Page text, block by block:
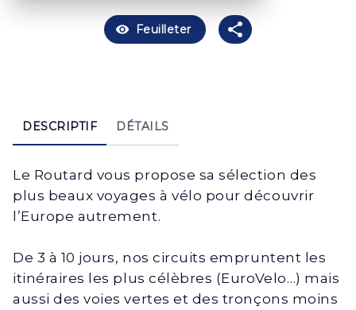
visibility Feuilleter
DESCRIPTIF DÉTAILS
Le Routard vous propose sa sélection des
plus beaux voyages à vélo pour découvrir
l’Europe autrement.
De 3 à 10 jours, nos circuits empruntent les
itinéraires les plus célèbres (EuroVelo…) mais
aussi des voies vertes et des tronçons moins